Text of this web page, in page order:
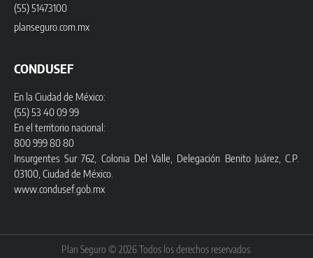
(55) 51473100
planseguro.com.mx
CONDUSEF
En la Ciudad de México:
(55) 53 40 09 99
En el territorio nacional:
800 999 80 80
Insurgentes Sur 762, Colonia Del Valle, Delegación Benito Juárez, C.P.
03100, Ciudad de México.
www.condusef.gob.mx
Plan Seguro © 2026 Todos los derechos reservados.